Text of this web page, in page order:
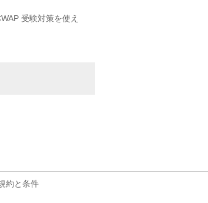
受験対策を使え
約と条件